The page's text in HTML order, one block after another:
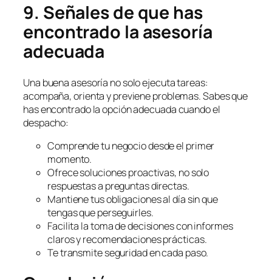
9. Señales de que has
encontrado la asesoría
adecuada
Una buena asesoría no solo ejecuta tareas:
acompaña, orienta y previene problemas. Sabes que
has encontrado la opción adecuada cuando el
despacho:
Comprende tu negocio desde el primer
momento.
Ofrece soluciones proactivas, no solo
respuestas a preguntas directas.
Mantiene tus obligaciones al día sin que
tengas que perseguirles.
Facilita la toma de decisiones con informes
claros y recomendaciones prácticas.
Te transmite seguridad en cada paso.